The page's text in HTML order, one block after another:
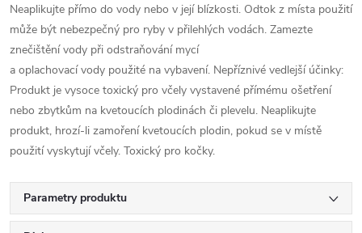
Neaplikujte přímo do vody nebo v její blízkosti. Odtok z místa použití
může být nebezpečný pro ryby v přilehlých vodách. Zamezte
znečištění vody při odstraňování mycí
a oplachovací vody použité na vybavení. Nepříznivé vedlejší účinky:
Produkt je vysoce toxický pro včely vystavené přímému ošetření
nebo zbytkům na kvetoucích plodinách či plevelu. Neaplikujte
produkt, hrozí-li zamoření kvetoucích plodin, pokud se v místě
použití vyskytují včely. Toxický pro kočky.
Parametry produktu